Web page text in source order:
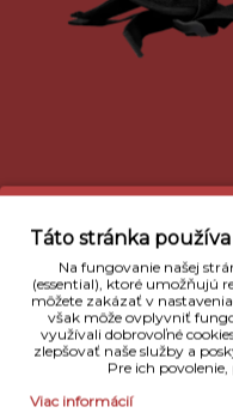
Táto stránka používa
Na fungovanie našej
(essential), ktoré umožňujú
môžete zakázať v
však môže ovplyvniť
využívali dobrovoľné
zlepšovať naše služby a
Pre ich
Viac informácií